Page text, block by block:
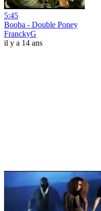
5:45
Booba - Double Poney
FranckyG
il y a 14 ans